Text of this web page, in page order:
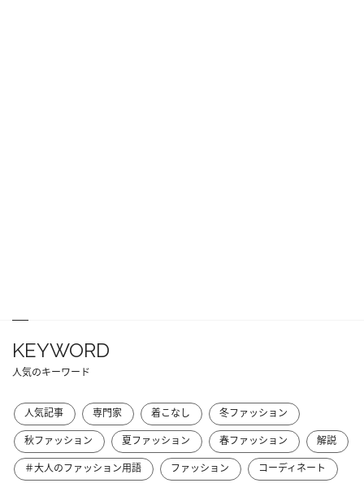
KEYWORD
人気のキーワード
人気記事 専門家 着こなし
冬ファッション
秋ファッション
夏ファッション 春ファッション
解説
＃大人のファッション用語
ファッション コーディネート